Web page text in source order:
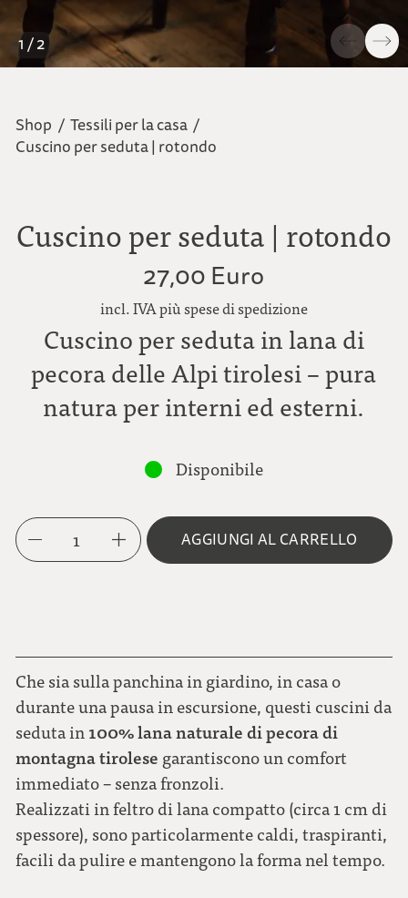
1 / 2
Shop / Tessili per la casa /
Cuscino per seduta | rotondo
Cuscino per seduta | rotondo
27,00 Euro
incl. IVA più spese di spedizione
Cuscino per seduta in lana di
pecora delle Alpi tirolesi – pura
natura per interni ed esterni.
Disponibile
1 AGGIUNGI AL CARRELLO
Che sia sulla panchina in giardino, in casa o
durante una pausa in escursione, questi cuscini da
seduta in 100% lana naturale di pecora di
montagna tirolese garantiscono un comfort
immediato – senza fronzoli.
Realizzati in feltro di lana compatto (circa 1 cm di
spessore), sono particolarmente caldi, traspiranti,
facili da pulire e mantengono la forma nel tempo.